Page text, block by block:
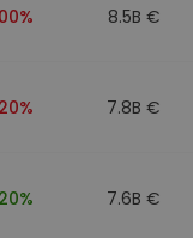
8.5B €
7.8B €
7.6B €